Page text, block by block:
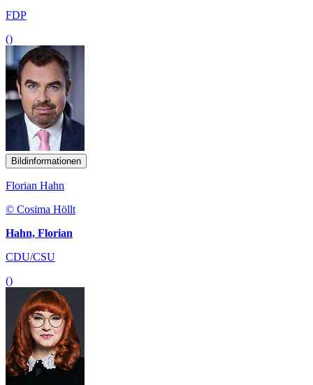
FDP
()
Bildinformationen
Florian Hahn
© Cosima Höllt
Hahn, Florian
CDU/CSU
()